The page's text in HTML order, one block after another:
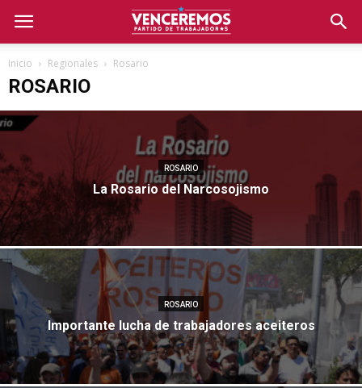
Inicio Regionales Rosario
ROSARIO
ROSARIO
La Rosario del Narcosojismo
ROSARIO
Importante lucha de trabajadores aceiteros